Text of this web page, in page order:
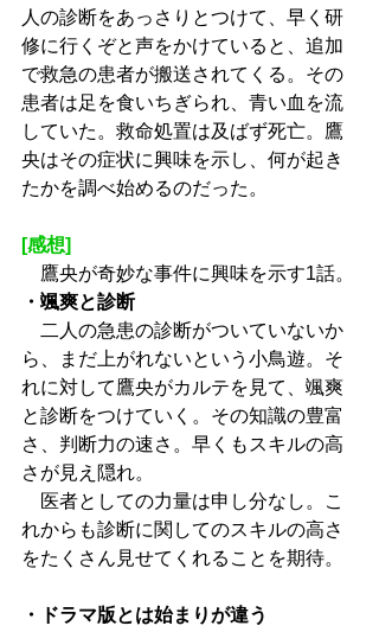
人の診断をあっさりとつけて、早く研
修に行くぞと声をかけていると、追加
で救急の患者が搬送されてくる。その
患者は足を食いちぎられ、青い血を流
していた。救命処置は及ばず死亡。鷹
央はその症状に興味を示し、何が起き
たかを調べ始めるのだった。
[感想]
鷹央が奇妙な事件に興味を示す1話。
・颯爽と診断
二人の急患の診断がついていないか
ら、まだ上がれないという小鳥遊。そ
れに対して鷹央がカルテを見て、颯爽
と診断をつけていく。その知識の豊富
さ、判断力の速さ。早くもスキルの高
さが見え隠れ。
医者としての力量は申し分なし。こ
れからも診断に関してのスキルの高さ
をたくさん見せてくれることを期待。
・ドラマ版とは始まりが違う